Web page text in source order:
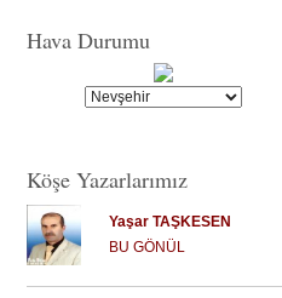
Hava Durumu
Köşe Yazarlarımız
Yaşar TAŞKESEN
BU GÖNÜL